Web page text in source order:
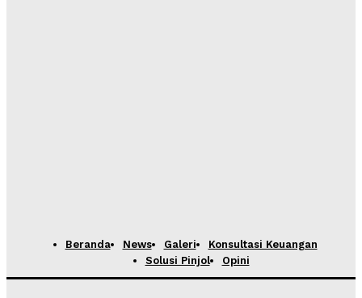
Beranda News Galeri
Konsultasi Keuangan
Solusi Pinjol
Opini